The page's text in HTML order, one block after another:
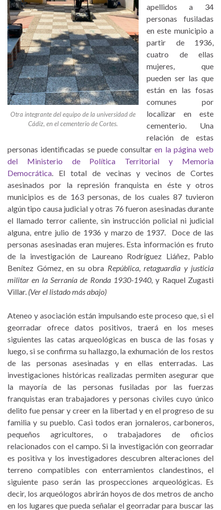
Otra integrante del equipo de la universidad de
Cádiz, en el cementerio de Cortes.
apellidos a 34
personas fusiladas
en este municipio a
partir de 1936,
cuatro de ellas
mujeres, que
pueden ser las que
están en las fosas
comunes por
localizar en este
cementerio. Una
relación de estas
personas identificadas se puede consultaren la página web
del Ministerio de Política Territorial y Memoria
Democrática. El total de vecinas y vecinos de Cortes
asesinados por la represión franquista en éste y otros
municipios es de 163 personas, de los cuales 87 tuvieron
algún tipo causa judicial y otras 76 fueron asesinadas durante
el llamado terror caliente, sin instrucción policial ni judicial
alguna, entre julio de 1936 y marzo de 1937. Doce de las
personas asesinadas eran mujeres. Esta información es fruto
de la investigación de Laureano Rodríguez Liáñez, Pablo
Benítez Gómez, en su obra República, retaguardia y justicia
militar en la Serranía de Ronda 1930-1940,y Raquel Zugasti
Villar. (Ver el listado más abajo)
Ateneo y asociación están impulsando este proceso que, si el
georradar ofrece datos positivos, traerá en los meses
siguientes las catas arqueológicas en busca de las fosas y
luego, si se confirma su hallazgo, la exhumación de los restos
de las personas asesinadas y en ellas enterradas. Las
investigaciones históricas realizadas permiten asegurar que
la mayoría de las personas fusiladas por las fuerzas
franquistas eran trabajadores y personas civiles cuyo único
delito fue pensar y creer en la libertad y en el progreso de su
familia y su pueblo. Casi todos eran jornaleros, carboneros,
pequeños agricultores, o trabajadores de oficios
relacionados con el campo. Si la investigación con georradar
es positiva y los investigadores descubren alteraciones del
terreno compatibles con enterramientos clandestinos, el
siguiente paso serán las prospecciones arqueológicas. Es
decir, los arqueólogos abrirán hoyos de dos metros de ancho
en los lugares que pueda señalar el georradar para buscar las